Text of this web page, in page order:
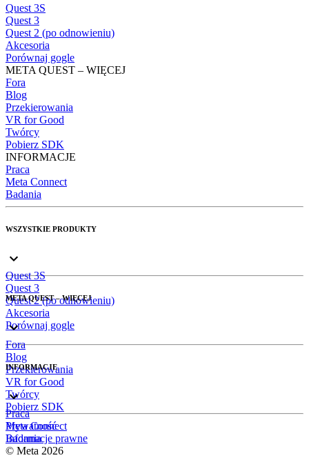
Quest 3S
Quest 3
Quest 2 (po odnowieniu)
Akcesoria
Porównaj gogle
META QUEST – WIĘCEJ
Fora
Blog
Przekierowania
VR for Good
Twórcy
Pobierz SDK
INFORMACJE
Praca
Meta Connect
Badania
WSZYSTKIE PRODUKTY
Quest 3S
Quest 3
Quest 2 (po odnowieniu)
Akcesoria
Porównaj gogle
META QUEST – WIĘCEJ
Fora
Blog
Przekierowania
VR for Good
Twórcy
Pobierz SDK
INFORMACJE
Praca
Meta Connect
Badania
Prywatność
Informacje prawne
© Meta 2026